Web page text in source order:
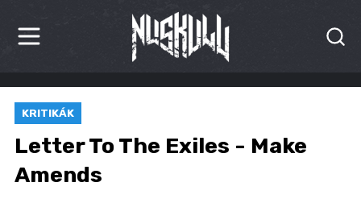
HÍREK
KRITIKÁK
BESZÁMOLÓK
KRITIKÁK
Letter To The Exiles - Make
Amends